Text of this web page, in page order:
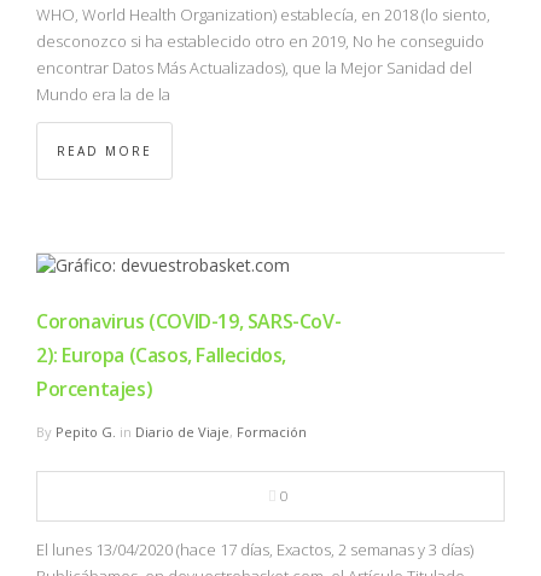
WHO, World Health Organization) establecía, en 2018 (lo siento,
desconozco si ha establecido otro en 2019, No he conseguido
encontrar Datos Más Actualizados), que la Mejor Sanidad del
Mundo era la de la
READ MORE
Coronavirus (COVID-19, SARS-CoV-
2): Europa (Casos, Fallecidos,
Porcentajes)
By Pepito G. in Diario de Viaje, Formación
0
El lunes 13/04/2020 (hace 17 días, Exactos, 2 semanas y 3 días)